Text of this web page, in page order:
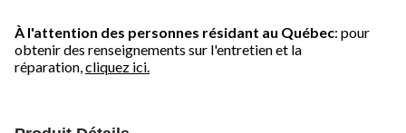
À l'attention des personnes résidant au Québec: pour
obtenir des renseignements sur l'entretien et la
réparation, cliquez ici.